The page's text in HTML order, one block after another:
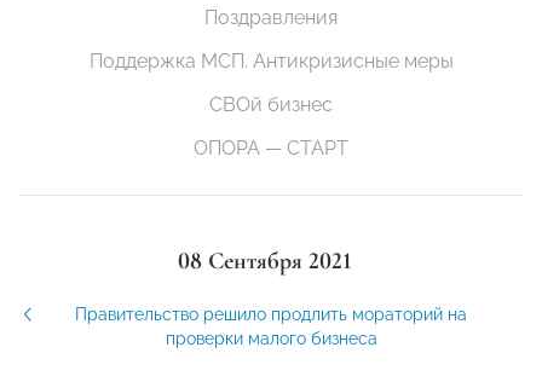
Поздравления
Поддержка МСП. Антикризисные меры
СВОй бизнес
ОПОРА — СТАРТ
08 Сентября 2021
Правительство решило продлить мораторий на
проверки малого бизнеса